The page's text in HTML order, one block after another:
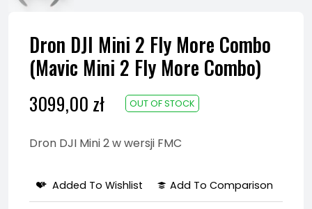
Dron DJI Mini 2 Fly More Combo
(Mavic Mini 2 Fly More Combo)
3099,00 zł OUT OF STOCK
Dron DJI Mini 2 w wersji FMC
Added To Wishlist Add To Comparison